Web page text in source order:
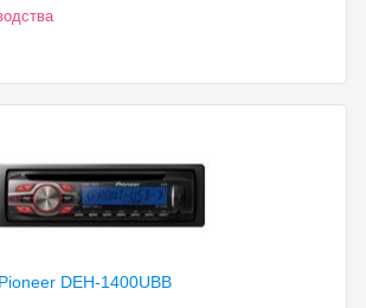
DEH-1400UBB